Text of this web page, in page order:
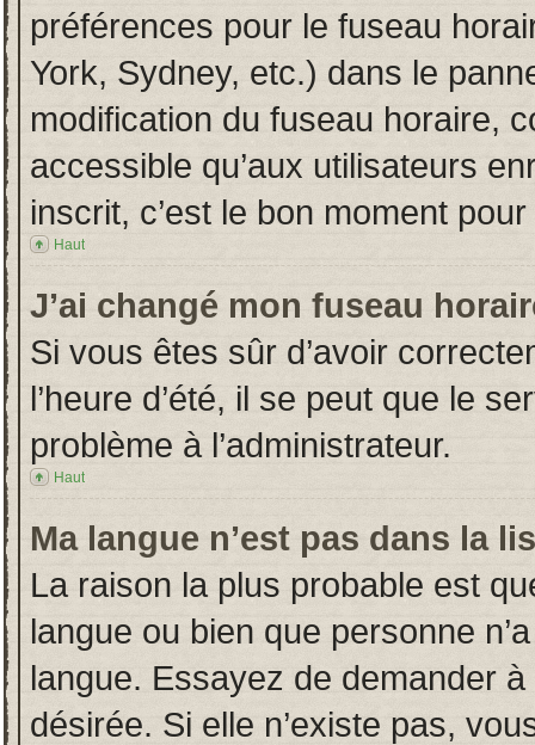
préférences pour le fuseau
York, Sydney, etc.) dans le
modification du fuseau horaire,
accessible qu’aux utilisateurs
inscrit, c’est le bon moment
Haut
J’ai changé mon fuseau
Si vous êtes sûr d’avoir
l’heure d’été, il se peut que le
problème à l’administrateur.
Haut
Ma langue n’est pas dans la
La raison la plus probable est
langue ou bien que personne
langue. Essayez de demander à
désirée. Si elle n’existe pas,